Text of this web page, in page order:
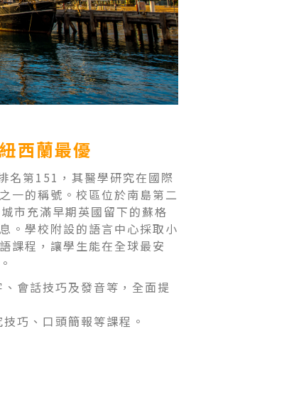
西蘭最優
第151，其醫學研究在國際
一的稱號。校區位於南島第二
市充滿早期英國留下的蘇格
。學校附設的語言中心採取小
課程，讓學生能在全球最安
會話技巧及發音等，全面提
巧、口頭簡報等課程。